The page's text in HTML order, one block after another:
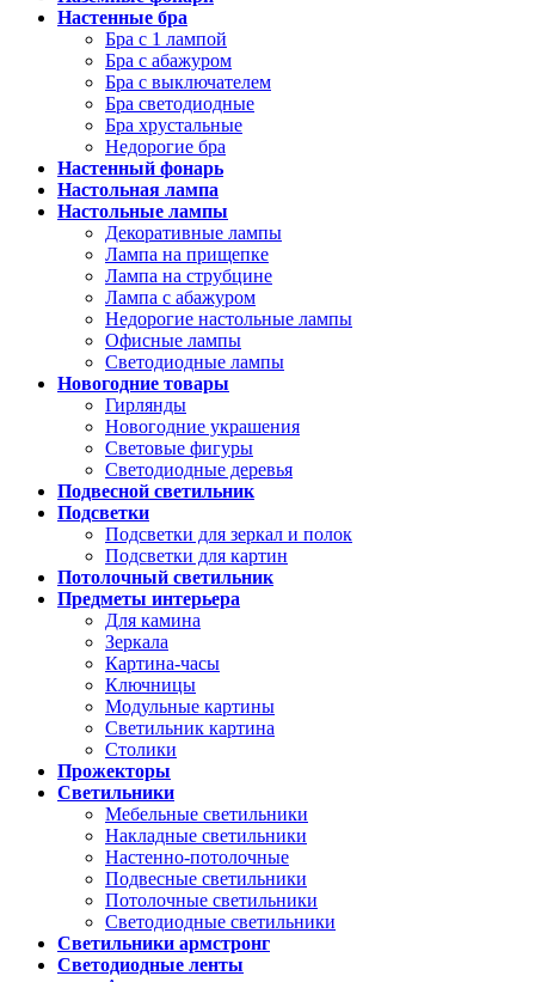
Настенные бра
Бра с 1 лампой
Бра с абажуром
Бра с выключателем
Бра светодиодные
Бра хрустальные
Недорогие бра
Настенный фонарь
Настольная лампа
Настольные лампы
Декоративные лампы
Лампа на прищепке
Лампа на струбцине
Лампа с абажуром
Недорогие настольные лампы
Офисные лампы
Светодиодные лампы
Новогодние товары
Гирлянды
Новогодние украшения
Световые фигуры
Светодиодные деревья
Подвесной светильник
Подсветки
Подсветки для зеркал и полок
Подсветки для картин
Потолочный светильник
Предметы интерьера
Для камина
Зеркала
Картина-часы
Ключницы
Модульные картины
Светильник картина
Столики
Прожекторы
Светильники
Мебельные светильники
Накладные светильники
Настенно-потолочные
Подвесные светильники
Потолочные светильники
Светодиодные светильники
Светильники армстронг
Светодиодные ленты